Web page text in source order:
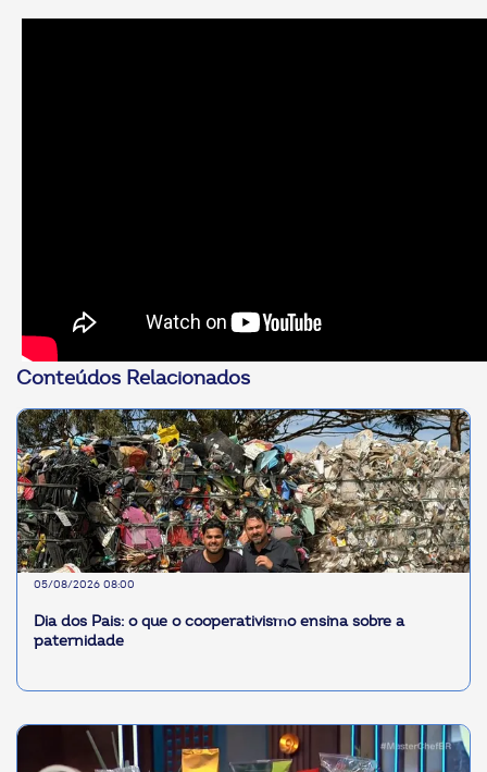
Conteúdos Relacionados
05/08/2026 08:00
Dia dos Pais: o que o cooperativismo ensina sobre a
paternidade